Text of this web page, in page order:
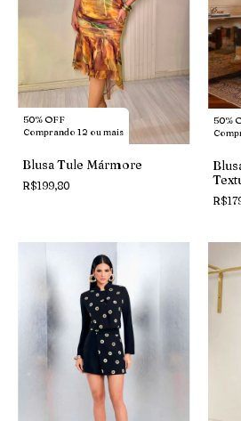
50% OFF
Comprando 12 ou mais
Blusa Tule Mármore
R$199,80
50%